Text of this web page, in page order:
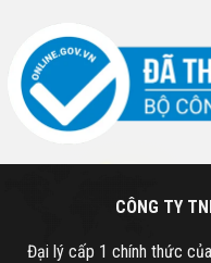
CÔNG TY
Đại lý cấp 1 chính thức